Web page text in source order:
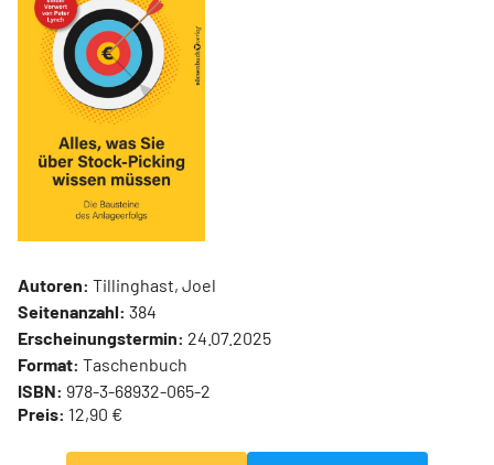
Autoren: Tillinghast, Joel
Seitenanzahl: 384
Erscheinungstermin: 24.07.2025
Format: Taschenbuch
ISBN: 978-3-68932-065-2
Preis: 12,90 €